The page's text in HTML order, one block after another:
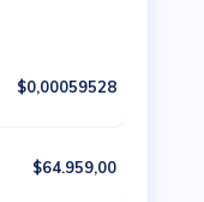
$0,00059528
$64.959,00